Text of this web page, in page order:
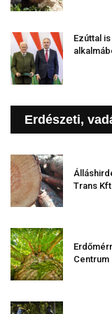
Ezúttal
Erdészeti,
Trans
Centrum